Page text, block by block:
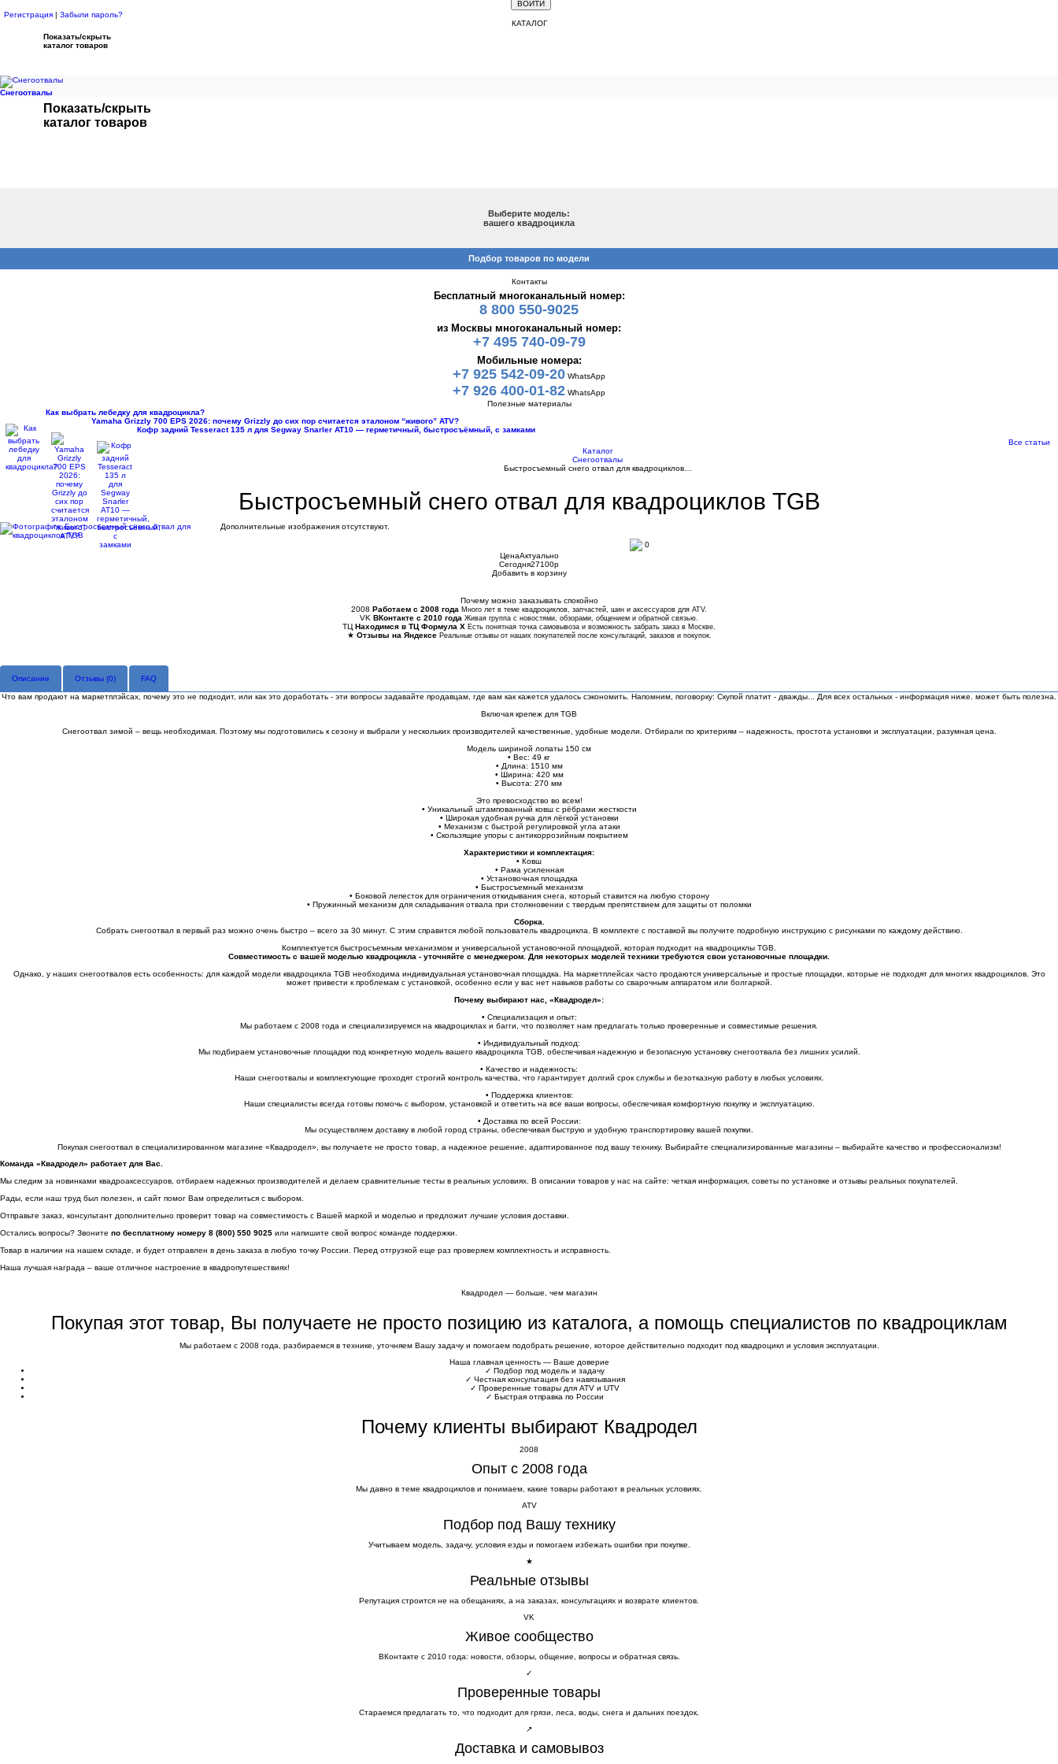
Регистрация
Забыли пароль?
КАТАЛОГ
Показать/скрыть
каталог товаров
Снегоотвалы
Показать/скрыть
каталог товаров
Выберите модель:
вашего квадроцикла
Подбор товаров по модели
Контакты
Бесплатный многоканальный номер:
8 800 550-9025
из Москвы многоканальный номер:
+7 495 740-09-79
Мобильные номера:
+7 925 542-09-20 WhatsApp
+7 926 400-01-82 WhatsApp
Полезные материалы
Как выбрать лебедку для квадроцикла?
Yamaha Grizzly 700 EPS 2026: почему Grizzly до сих пор считается эталоном “живого” ATV?
Кофр задний Tesseract 135 л для Segway Snarler AT10 — герметичный, быстросъёмный, с замками
Все статьи
Каталог
Снегоотвалы
Быстросъемный снего отвал для квадроциклов…
Быстросъемный снего отвал для квадроциклов TGB
Дополнительные изображения отсутствуют.
0
ЦенаАктуально
Сегодня27100p
Добавить в корзину
Почему можно заказывать спокойно
2008 Работаем с 2008 года Много лет в теме квадроциклов, запчастей, шин и аксессуаров для ATV.
VK ВКонтакте с 2010 года Живая группа с новостями, обзорами, общением и обратной связью.
ТЦ Находимся в ТЦ Формула Х Есть понятная точка самовывоза и возможность забрать заказ в Москве.
★ Отзывы на Яндексе Реальные отзывы от наших покупателей после консультаций, заказов и покупок.
Описание Отзывы (0) FAQ
Что вам продают на маркетплэйсах, почему это не подходит, или как это доработать - эти вопросы задавайте продавцам, где вам как кажется удалось сэкономить. Напомним, поговорку: Скупой платит - дважды... Для всех остальных - информация ниже. может быть полезна.
Включая крепеж для TGB
Снегоотвал зимой – вещь необходимая. Поэтому мы подготовились к сезону и выбрали у нескольких производителей качественные, удобные модели. Отбирали по критериям – надежность, простота установки и эксплуатации, разумная цена.
Модель шириной лопаты 150 см
• Вес: 49 кг
• Длина: 1510 мм
• Ширина: 420 мм
• Высота: 270 мм
Это превосходство во всем!
• Уникальный штампованный ковш с рёбрами жесткости
• Широкая удобная ручка для лёгкой установки
• Механизм с быстрой регулировкой угла атаки
• Скользящие упоры с антикоррозийным покрытием
Характеристики и комплектация:
• Ковш
• Рама усиленная
• Установочная площадка
• Быстросъемный механизм
• Боковой лепесток для ограничения откидывания снега, который ставится на любую сторону
• Пружинный механизм для складывания отвала при столкновении с твердым препятствием для защиты от поломки
Сборка.
Собрать снегоотвал в первый раз можно очень быстро – всего за 30 минут. С этим справится любой пользователь квадроцикла. В комплекте с поставкой вы получите подробную инструкцию с рисунками по каждому действию.
Комплектуется быстросъемным механизмом и универсальной установочной площадкой, которая подходит на квадроциклы TGB.
Совместимость с вашей моделью квадроцикла - уточняйте с менеджером. Для некоторых моделей техники требуются свои установочные площадки.
Однако, у наших снегоотвалов есть особенность: для каждой модели квадроцикла TGB необходима индивидуальная установочная площадка. На маркетплейсах часто продаются универсальные и простые площадки, которые не подходят для многих квадроциклов. Это
может привести к проблемам с установкой, особенно если у вас нет навыков работы со сварочным аппаратом или болгаркой.
Почему выбирают нас, «Квадродел»:
• Специализация и опыт:
Мы работаем с 2008 года и специализируемся на квадроциклах и багги, что позволяет нам предлагать только проверенные и совместимые решения.
• Индивидуальный подход:
Мы подбираем установочные площадки под конкретную модель вашего квадроцикла TGB, обеспечивая надежную и безопасную установку снегоотвала без лишних усилий.
• Качество и надежность:
Наши снегоотвалы и комплектующие проходят строгий контроль качества, что гарантирует долгий срок службы и безотказную работу в любых условиях.
• Поддержка клиентов:
Наши специалисты всегда готовы помочь с выбором, установкой и ответить на все ваши вопросы, обеспечивая комфортную покупку и эксплуатацию.
• Доставка по всей России:
Мы осуществляем доставку в любой город страны, обеспечивая быструю и удобную транспортировку вашей покупки.
Покупая снегоотвал в специализированном магазине «Квадродел», вы получаете не просто товар, а надежное решение, адаптированное под вашу технику. Выбирайте специализированные магазины – выбирайте качество и профессионализм!
Команда «Квадродел» работает для Вас.
Мы следим за новинками квадроаксессуаров, отбираем надежных производителей и делаем сравнительные тесты в реальных условиях. В описании товаров у нас на сайте: четкая информация, советы по установке и отзывы реальных покупателей.
Рады, если наш труд был полезен, и сайт помог Вам определиться с выбором.
Отправьте заказ, консультант дополнительно проверит товар на совместимость с Вашей маркой и моделью и предложит лучшие условия доставки.
Остались вопросы? Звоните по бесплатному номеру 8 (800) 550 9025 или напишите свой вопрос команде поддержки.
Товар в наличии на нашем складе, и будет отправлен в день заказа в любую точку России. Перед отгрузкой еще раз проверяем комплектность и исправность.
Наша лучшая награда – ваше отличное настроение в квадропутешествиях!
Квадродел — больше, чем магазин
Покупая этот товар, Вы получаете не просто позицию из каталога, а помощь специалистов по квадроциклам
Мы работаем с 2008 года, разбираемся в технике, уточняем Вашу задачу и помогаем подобрать решение, которое действительно подходит под квадроцикл и условия эксплуатации.
Наша главная ценность — Ваше доверие
✓ Подбор под модель и задачу
✓ Честная консультация без навязывания
✓ Проверенные товары для ATV и UTV
✓ Быстрая отправка по России
Почему клиенты выбирают Квадродел
2008
Опыт с 2008 года
Мы давно в теме квадроциклов и понимаем, какие товары работают в реальных условиях.
ATV
Подбор под Вашу технику
Учитываем модель, задачу, условия езды и помогаем избежать ошибки при покупке.
★
Реальные отзывы
Репутация строится не на обещаниях, а на заказах, консультациях и возврате клиентов.
VK
Живое сообщество
ВКонтакте с 2010 года: новости, обзоры, общение, вопросы и обратная связь.
✓
Проверенные товары
Стараемся предлагать то, что подходит для грязи, леса, воды, снега и дальних поездок.
↗
Доставка и самовывоз